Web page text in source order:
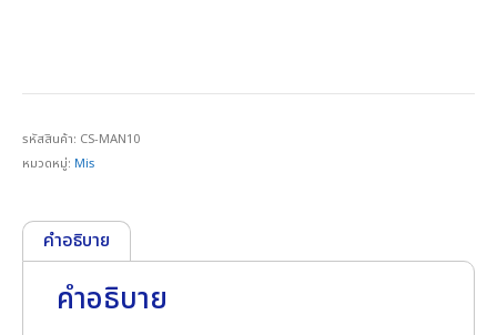
รหัสสินค้า: CS-MAN10
หมวดหมู่: Mis
คำอธิบาย
คำอธิบาย